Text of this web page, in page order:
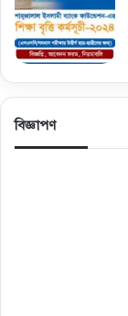
বিজ্ঞাপণ